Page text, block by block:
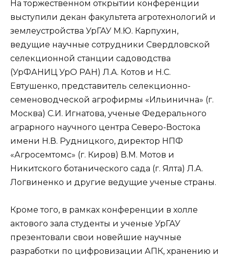
На торжественном открытии конференции
выступили декан факультета агротехнологий и
землеустройства УрГАУ М.Ю. Карпухин,
ведущие научные сотрудники Свердловской
селекционной станции садоводства
(УрФАНИЦ УрО РАН) Л.А. Котов и Н.С.
Евтушенко, представитель селекционно-
семеноводческой агрофирмы «Ильинична» (г.
Москва) С.И. Игнатова, ученые Федерального
аграрного научного центра Северо-Востока
имени Н.В. Рудницкого, директор НПФ
«Агросемтомс» (г. Киров) В.М. Мотов и
Никитского ботанического сада (г. Ялта) Л.А.
Логвиненко и другие ведущие ученые страны.
Кроме того, в рамках конференции в холле
актового зала студенты и ученые УрГАУ
презентовали свои новейшие научные
разработки по цифровизации АПК, хранению и